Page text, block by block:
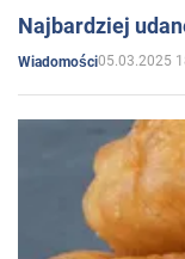
Najbardziej
Wiadomości05.03.2025